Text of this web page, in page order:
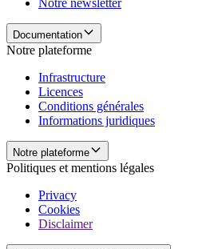
Notre newsletter
Documentation
Notre plateforme
Infrastructure
Licences
Conditions générales
Informations juridiques
Notre plateforme
Politiques et mentions légales
Privacy
Cookies
Disclaimer